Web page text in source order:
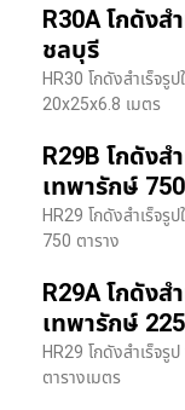
R30A โกดังส
ชลบุรี
HR30 โกดังสำเร็จรู
20x25x6.8 เมตร
R29B โกดังส
เทพารักษ์
HR29 โกดังสำเร็จ
750 ตาราง
R29A โกดังส
เทพารักษ์
HR29 โกดังสำเร็จ
ตารางเมตร